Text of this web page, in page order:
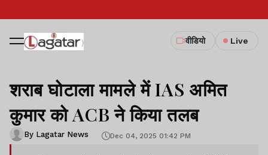
वीडियो Live
शराब घोटाला मामले में IAS अमित
कुमार को ACB ने किया तलब
By Lagatar News Dec 04, 2025 01:42 PM